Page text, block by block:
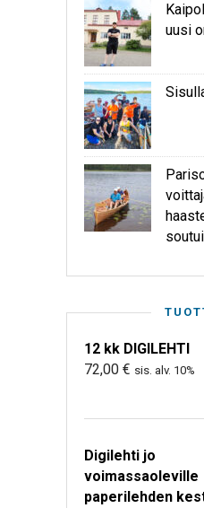
uusi
12 kk DIGILEHTI
72,00 € sis. alv. 10%
Digilehti jo
voimassaoleville
paperilehden